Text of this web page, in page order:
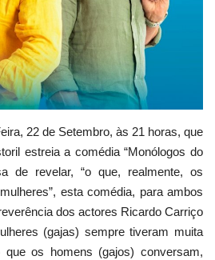
22 de Setembro, às 21 horas, que
estreia a comédia “Monólogos do
de revelar, “o que, realmente, os
esta comédia, para ambos
dos actores Ricardo Carriço
(gajas) sempre tiveram muita
os homens (gajos) conversam,